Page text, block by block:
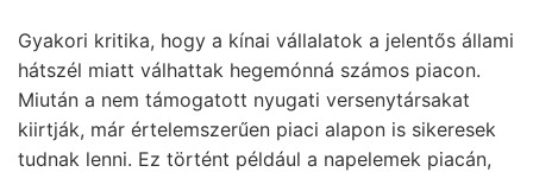
Gyakori kritika, hogy a kínai vállalatok a jelentős állami
hátszél miatt válhattak hegemónná számos piacon.
Miután a nem támogatott nyugati versenytársakat
kiirtják, már értelemszerűen piaci alapon is sikeresek
tudnak lenni. Ez történt például a napelemek piacán,